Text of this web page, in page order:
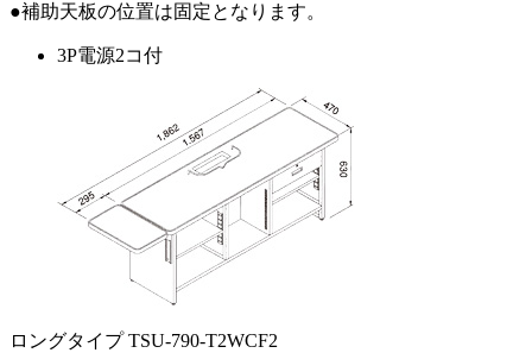
●補助天板の位置は固定となります。
3P電源2コ付
ロングタイプ TSU-790-T2WCF2